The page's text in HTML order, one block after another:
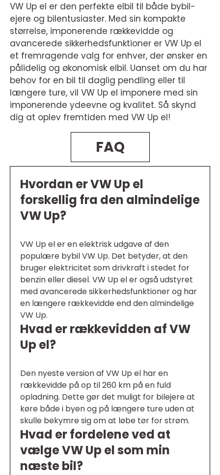
VW Up el er den perfekte elbil til både bybil-
ejere og bilentusiaster. Med sin kompakte
størrelse, imponerende rækkevidde og
avancerede sikkerhedsfunktioner er VW Up el
et fremragende valg for enhver, der ønsker en
pålidelig og økonomisk elbil. Uanset om du har
behov for en bil til daglig pendling eller til
længere ture, vil VW Up el imponere med sin
imponerende ydeevne og kvalitet. Så skynd
dig at oplev fremtiden med VW Up el!
FAQ
Hvordan er VW Up el
forskellig fra den almindelige
VW Up?
VW Up el er en elektrisk udgave af den
populære bybil VW Up. Det betyder, at den
bruger elektricitet som drivkraft i stedet for
benzin eller diesel. VW Up el er også udstyret
med avancerede sikkerhedsfunktioner og har
en længere rækkevidde end den almindelige
VW Up.
Hvad er rækkevidden af VW
Up el?
Den nyeste version af VW Up el har en
rækkevidde på op til 260 km på en fuld
opladning. Dette gør det muligt for bilejere at
køre både i byen og på længere ture uden at
skulle bekymre sig om at løbe tør for strøm.
Hvad er fordelene ved at
vælge VW Up el som min
næste bil?